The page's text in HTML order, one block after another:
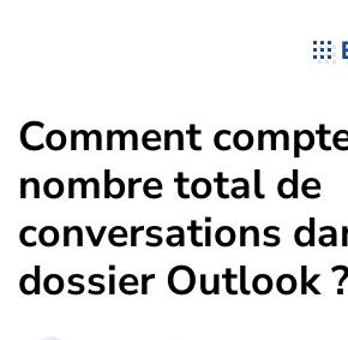
Comment
nombre total de
conversations
dossier Outlook ?